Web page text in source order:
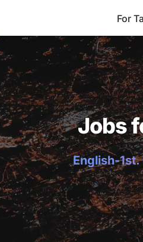
For
Jobs
English-